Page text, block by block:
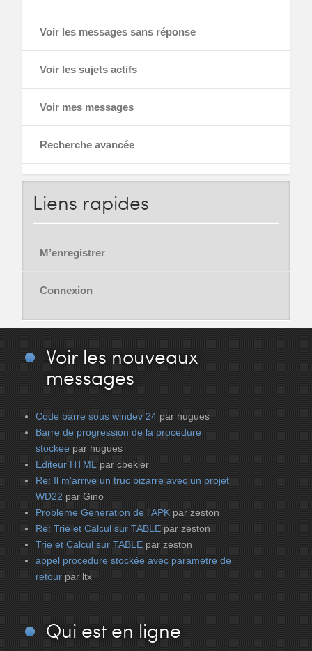
Voir les messages sans réponse
Voir les sujets actifs
Voir mes messages
Recherche avancée
Liens rapides
M’enregistrer
Connexion
Voir les nouveaux
messages
Code barre sous windev 24 par hugues
Barre de progression de la procedure
stockee par hugues
Editeur HTML par cbekier
Re: Il m'arrive un truc bizarre avec un projet
WD22 par Gino
Probleme Generation de l'APK par zeston
Re: Trie et Calcul sur TABLE par zeston
Trie et Calcul sur TABLE par zeston
appel procedure stockée avec parametre de
retour par ltx
Qui est en ligne